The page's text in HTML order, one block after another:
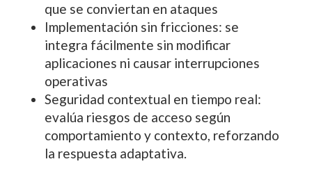
que se conviertan en ataques
Implementación sin fricciones: se
integra fácilmente sin modificar
aplicaciones ni causar interrupciones
operativas
Seguridad contextual en tiempo real:
evalúa riesgos de acceso según
comportamiento y contexto, reforzando
la respuesta adaptativa.